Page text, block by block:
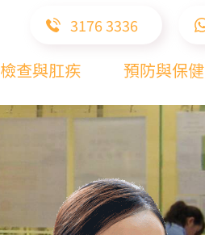
3176 3336
檢查與肛疾 預防與保健